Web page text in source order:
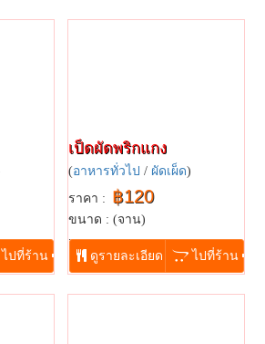
ไปที่ร้าน
เป็ดผัดพริกแกง
(อาหารทั่วไป / ผัดเผ็ด)
ราคา : ฿120
ขนาด : (จาน)
...
ดูรายละเอียด ไปที่ร้าน